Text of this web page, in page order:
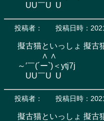
UU￣U  U
投稿者： 投稿日時：
擬古猫といっしょ 擬古
∧ ∧
～′￣(´ー`)＜ytj7j
UU￣U  U
投稿者： 投稿日時：
擬古猫といっしょ 擬古